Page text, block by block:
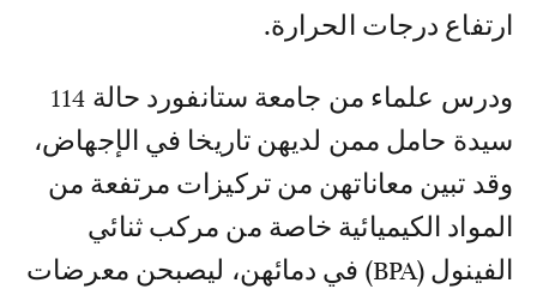
ارتفاع درجات الحرارة.
ودرس علماء من جامعة ستانفورد حالة 114
سيدة حامل ممن لديهن تاريخا في الإجهاض،
وقد تبين معاناتهن من تركيزات مرتفعة من
المواد الكيميائية خاصة من مركب ثنائي
الفينول (BPA) في دمائهن، ليصبحن معرضات